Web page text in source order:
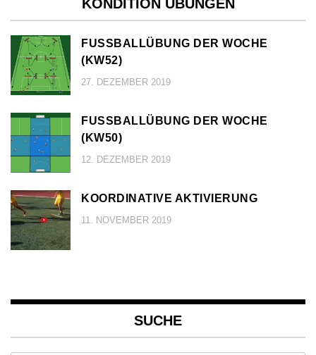
KONDITION ÜBUNGEN
FUSSBALLÜBUNG DER WOCHE (
KW52)
27. DEZEMBER 2019
FUSSBALLÜBUNG DER WOCHE (
KW50)
12. DEZEMBER 2019
KOORDINATIVE AKTIVIERUNG
11. NOVEMBER 2019
SUCHE